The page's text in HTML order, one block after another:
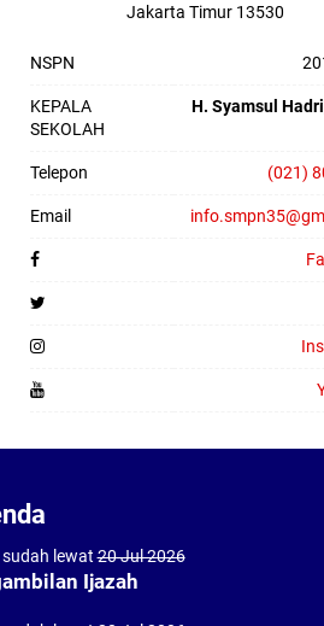
Jakarta Timur 13530
NSPN
KEPALA
SEKOLAH
H. Syamsul
Telepon (021)
Email
sudah lewat20 Jul 2026
Ijazah